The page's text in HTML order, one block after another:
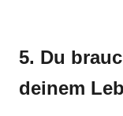
5. Du
deinem